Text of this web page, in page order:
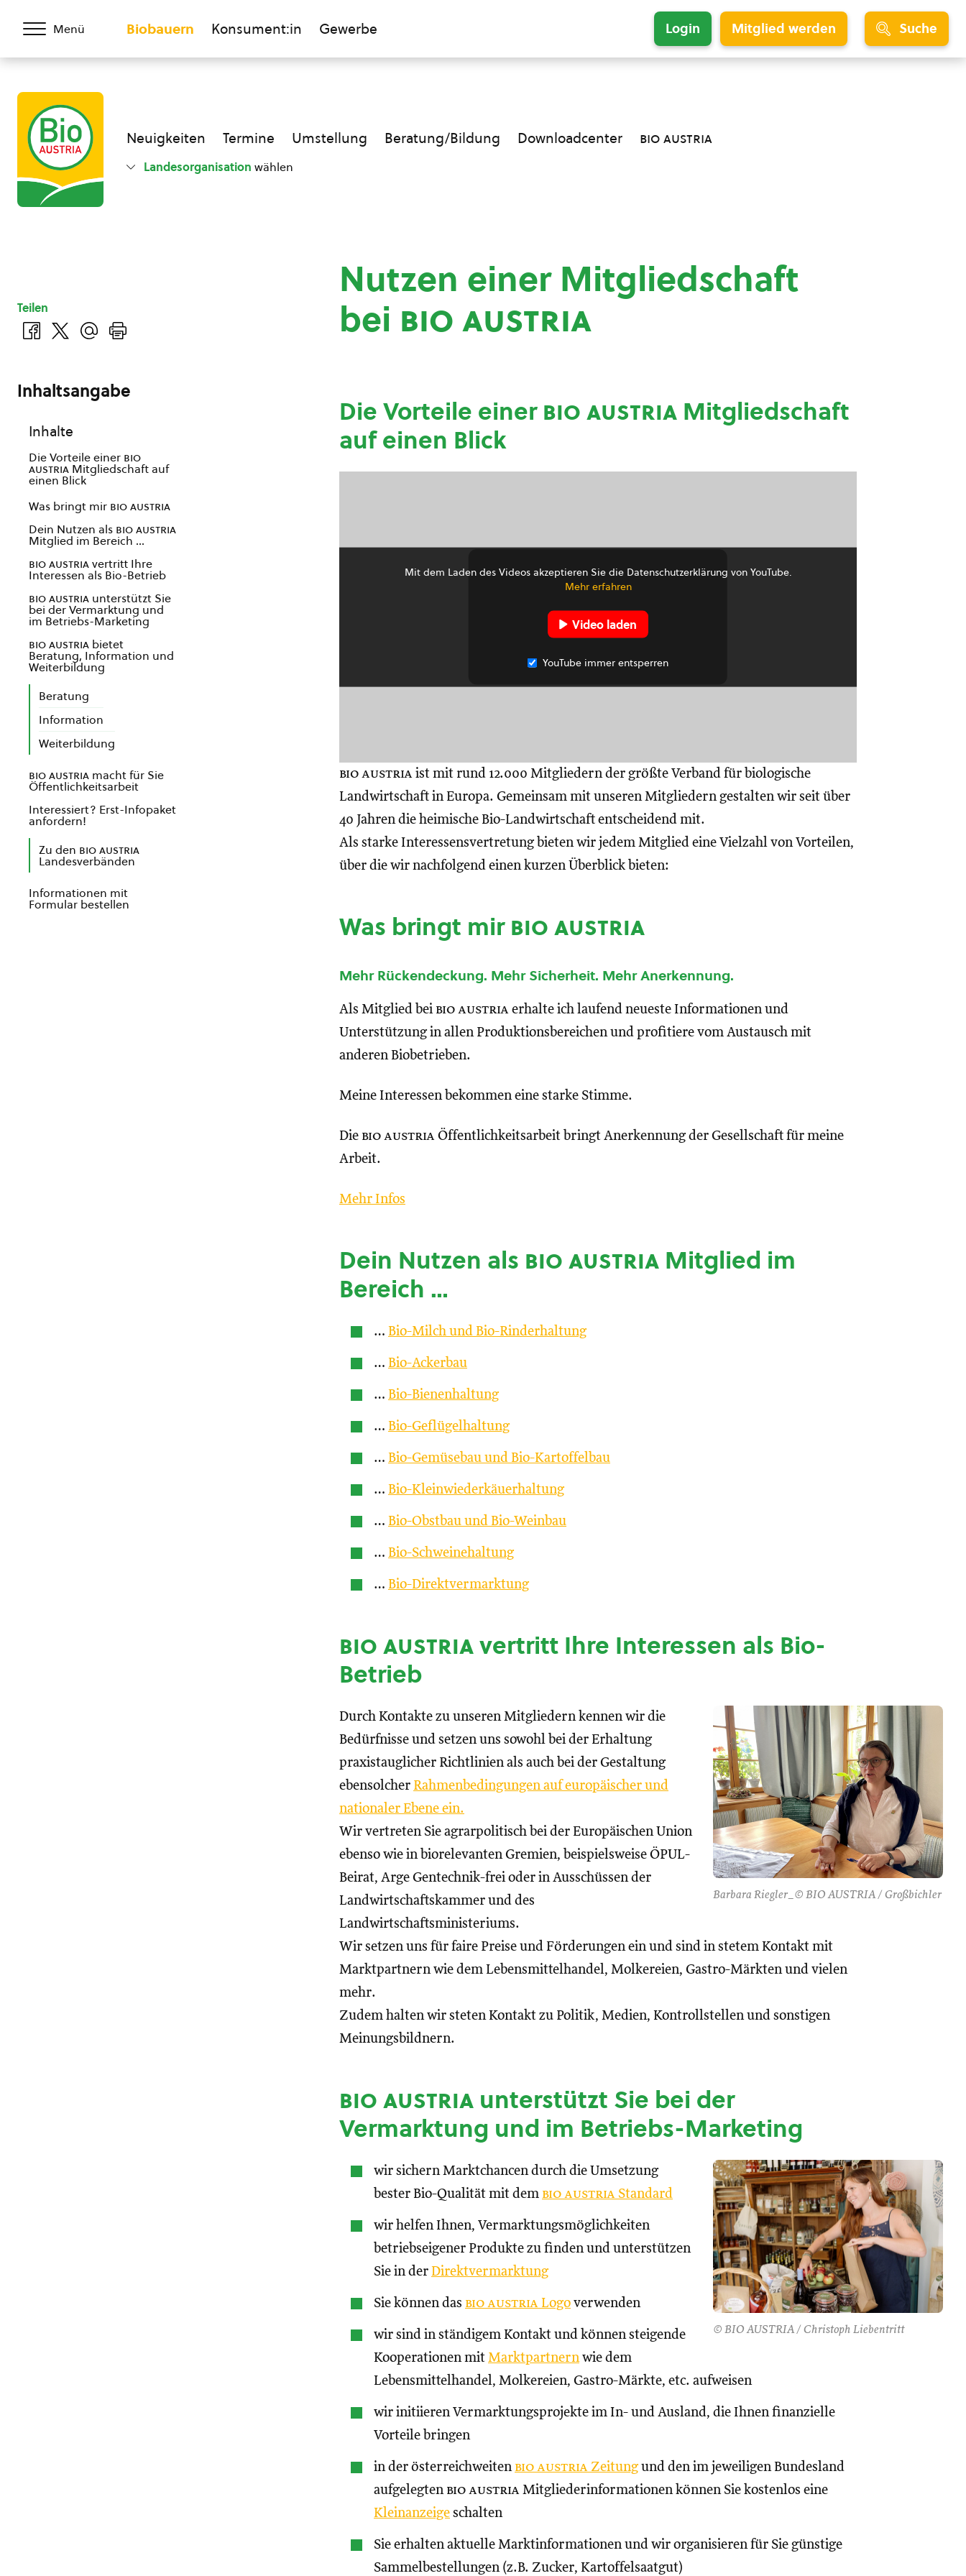
Menü Biobauern Konsument:in Gewerbe Login Mitglied werden Suche
Neuigkeiten Termine Umstellung Beratung/Bildung Downloadcenter bio austria
Landesorganisation wählen
Nutzen einer Mitgliedschaft
bei bio austria
Die Vorteile einerbio austria Mitgliedschaft
auf einen Blick
Mit dem Laden des Videos akzeptieren Sie die Datenschutzerklärung von YouTube.
Mehr erfahren
Video laden
YouTube immer entsperren
bio austria ist mit rund 12.000 Mitgliedern der größte Verband für biologische
Landwirtschaft in Europa. Gemeinsam mit unseren Mitgliedern gestalten wir seit über
40 Jahren die heimische Bio-Landwirtschaft entscheidend mit.
Als starke Interessensvertretung bieten wir jedem Mitglied eine Vielzahl von Vorteilen,
über die wir nachfolgend einen kurzen Überblick bieten:
Was bringt mirbio austria
Mehr Rückendeckung. Mehr Sicherheit. Mehr Anerkennung.
Als Mitglied bei bio austria erhalte ich laufend neueste Informationen und
Unterstützung in allen Produktionsbereichen und profitiere vom Austausch mit
anderen Biobetrieben.
Meine Interessen bekommen eine starke Stimme.
Die bio austria Öffentlichkeitsarbeit bringt Anerkennung der Gesellschaft für meine
Arbeit.
Mehr Infos
Dein Nutzen als bio austria Mitglied im
Bereich …
… Bio-Milch und Bio-Rinderhaltung
… Bio-Ackerbau
… Bio-Bienenhaltung
… Bio-Geflügelhaltung
… Bio-Gemüsebau und Bio-Kartoffelbau
… Bio-Kleinwiederkäuerhaltung
… Bio-Obstbau und Bio-Weinbau
… Bio-Schweinehaltung
… Bio-Direktvermarktung
bio austriavertritt Ihre Interessen als Bio-
Betrieb
Barbara Riegler_© BIO AUSTRIA / Großbichler
Durch Kontakte zu unseren Mitgliedern kennen wir die
Bedürfnisse und setzen uns sowohl bei der Erhaltung
praxistauglicher Richtlinien als auch bei der Gestaltung
ebensolcher Rahmenbedingungen auf europäischer und
nationaler Ebene ein.
Wir vertreten Sie agrarpolitisch bei der Europäischen Union
ebenso wie in biorelevanten Gremien, beispielsweise ÖPUL-
Beirat, Arge Gentechnik-frei oder in Ausschüssen der
Landwirtschaftskammer und des
Landwirtschaftsministeriums.
Wir setzen uns für faire Preise und Förderungen ein und sind in stetem Kontakt mit
Marktpartnern wie dem Lebensmittelhandel, Molkereien, Gastro-Märkten und vielen
mehr.
Zudem halten wir steten Kontakt zu Politik, Medien, Kontrollstellen und sonstigen
Meinungsbildnern.
bio austria unterstützt Sie bei der
Vermarktung und im Betriebs-Marketing
© BIO AUSTRIA / Christoph Liebentritt
wir sichern Marktchancen durch die Umsetzung
bester Bio-Qualität mit dem bio austria Standard
wir helfen Ihnen, Vermarktungsmöglichkeiten
betriebseigener Produkte zu finden und unterstützen
Sie in der Direktvermarktung
Sie können das bio austria Logo verwenden
wir sind in ständigem Kontakt und können steigende
Kooperationen mit Marktpartnernwie dem
Lebensmittelhandel, Molkereien, Gastro-Märkte, etc. aufweisen
wir initiieren Vermarktungsprojekte im In- und Ausland, die Ihnen finanzielle
Vorteile bringen
in der österreichweiten bio austria Zeitungund den im jeweiligen Bundesland
aufgelegten bio austria Mitgliederinformationen können Sie kostenlos eine
Kleinanzeige schalten
Sie erhalten aktuelle Marktinformationen und wir organisieren für Sie günstige
Sammelbestellungen (z.B. Zucker, Kartoffelsaatgut)
Teilen
Inhaltsangabe
Inhalte
Die Vorteile einer bio
austria Mitgliedschaft auf
einen Blick
Was bringt mir bio austria
Dein Nutzen als bio austria
Mitglied im Bereich …
bio austriavertritt Ihre
Interessen als Bio-Betrieb
bio austria unterstützt Sie
bei der Vermarktung und
im Betriebs-Marketing
bio austria bietet
Beratung, Information und
Weiterbildung
Beratung
Information
Weiterbildung
bio austria macht für Sie
Öffentlichkeitsarbeit
Interessiert? Erst-Infopaket
anfordern!
Zu den bio austria
Landesverbänden
Informationen mit
Formular bestellen